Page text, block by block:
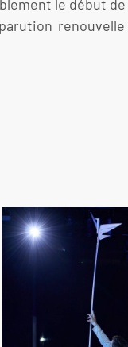
le début de